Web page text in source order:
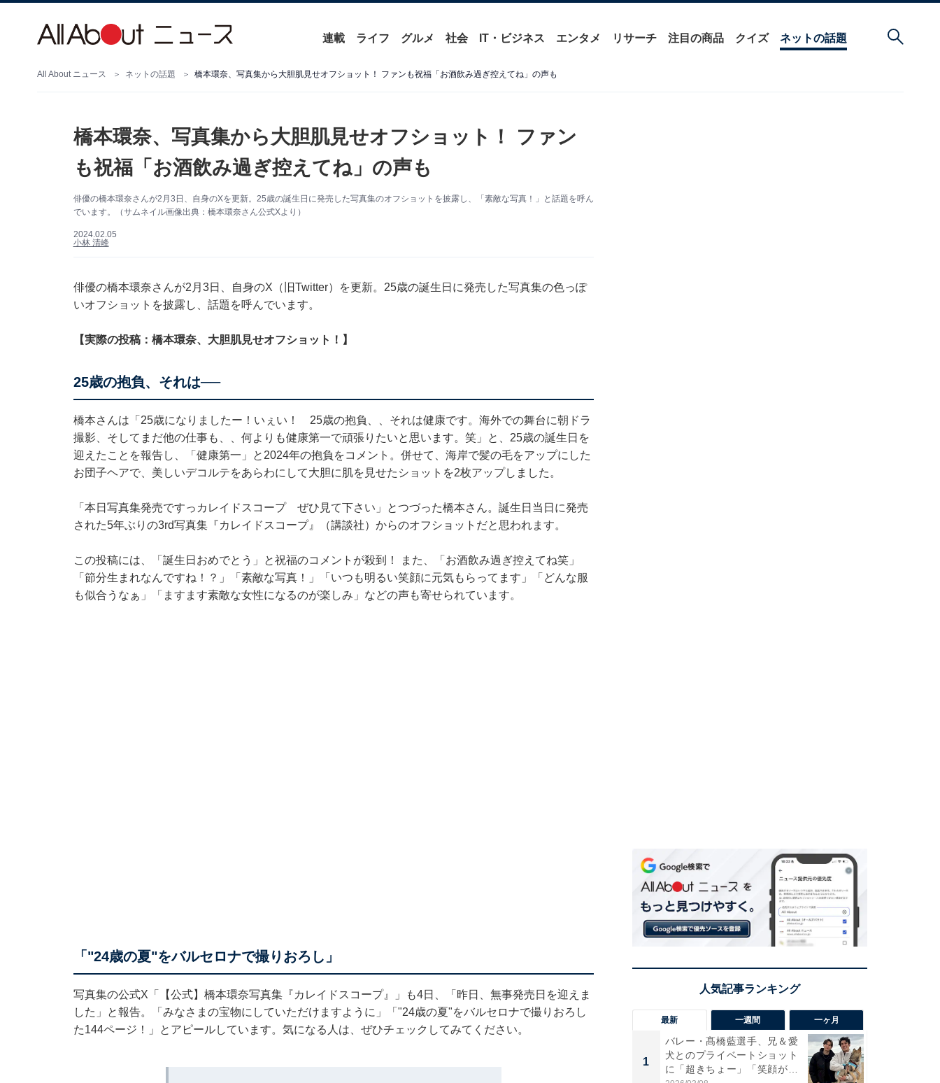
連載 ライフ グルメ 社会 IT・ビジネス エンタメ リサーチ 注目の商品 クイズ ネットの話題
All About ニュース ネットの話題 橋本環奈、写真集から大胆肌見せオフショット！ ファンも祝福「お酒飲み過ぎ控えてね」の声も
橋本環奈、写真集から大胆肌見せオフショット！ ファン
も祝福「お酒飲み過ぎ控えてね」の声も
俳優の橋本環奈さんが2月3日、自身のXを更新。25歳の誕生日に発売した写真集のオフショットを披露し、「素敵な写真！」と話題を呼ん
でいます。（サムネイル画像出典：橋本環奈さん公式Xより）
2024.02.05
小林 清峰
俳優の橋本環奈さんが2月3日、自身のX（旧Twitter）を更新。25歳の誕生日に発売した写真集の色っぽ
いオフショットを披露し、話題を呼んでいます。
【実際の投稿：橋本環奈、大胆肌見せオフショット！】
25歳の抱負、それは──
橋本さんは「25歳になりましたー！いぇい！ 25歳の抱負、、それは健康です。海外での舞台に朝ドラ
撮影、そしてまだ他の仕事も、、何よりも健康第一で頑張りたいと思います。笑」と、25歳の誕生日を
迎えたことを報告し、「健康第一」と2024年の抱負をコメント。併せて、海岸で髪の毛をアップにした
お団子ヘアで、美しいデコルテをあらわにして大胆に肌を見せたショットを2枚アップしました。
「本日写真集発売ですっカレイドスコープ ぜひ見て下さい」とつづった橋本さん。誕生日当日に発売
された5年ぶりの3rd写真集『カレイドスコープ』（講談社）からのオフショットだと思われます。
この投稿には、「誕生日おめでとう」と祝福のコメントが殺到！ また、「お酒飲み過ぎ控えてね笑」
「節分生まれなんですね！？」「素敵な写真！」「いつも明るい笑顔に元気もらってます」「どんな服
も似合うなぁ」「ますます素敵な女性になるのが楽しみ」などの声も寄せられています。
「"24歳の夏"をバルセロナで撮りおろし」
写真集の公式X「【公式】橋本環奈写真集『カレイドスコープ』」も4日、「昨日、無事発売日を迎えま
した」と報告。「みなさまの宝物にしていただけますように」「"24歳の夏"をバルセロナで撮りおろし
た144ページ！」とアピールしています。気になる人は、ぜひチェックしてみてください。
最新 一週間 一ヶ月
1
バレー・髙橋藍選手、兄＆愛
犬とのプライベートショット
に「超きちょー」「笑顔が見